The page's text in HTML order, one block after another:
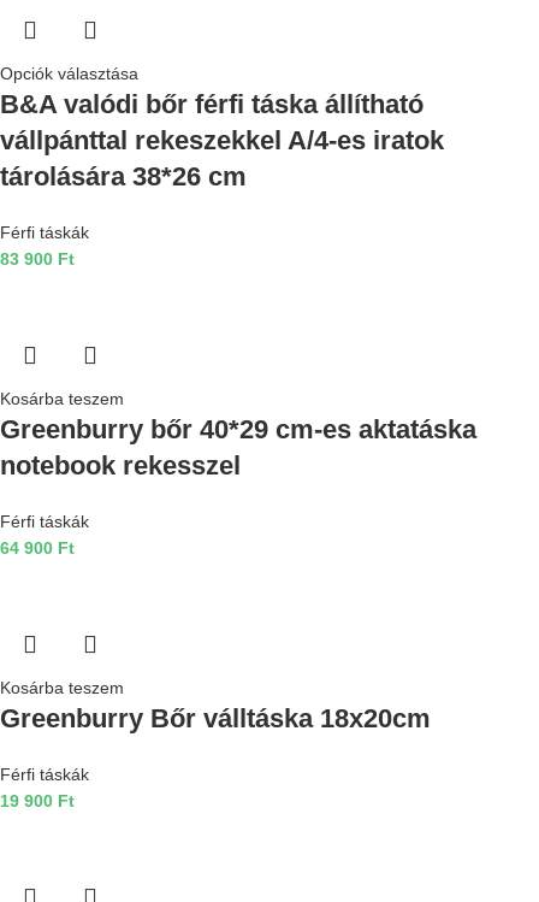
Opciók választása
B&A valódi bőr férfi táska állítható
vállpánttal rekeszekkel A/4-es iratok
tárolására 38*26 cm
Férfi táskák
83 900 Ft
Kosárba teszem
Greenburry bőr 40*29 cm-es aktatáska
notebook rekesszel
Férfi táskák
64 900 Ft
Kosárba teszem
Greenburry Bőr válltáska 18x20cm
Férfi táskák
19 900 Ft